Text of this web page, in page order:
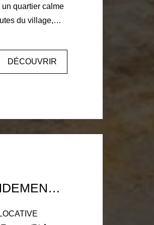
du village,
au
DÉCOUVRIR
(07) - IMMEUBLE DE RENDEMENT À TOURNON/RHÔNE AVEC 6 APPARTEMENTS